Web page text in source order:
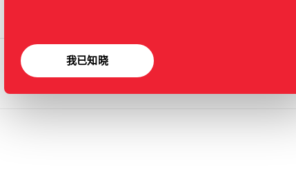
我已知晓